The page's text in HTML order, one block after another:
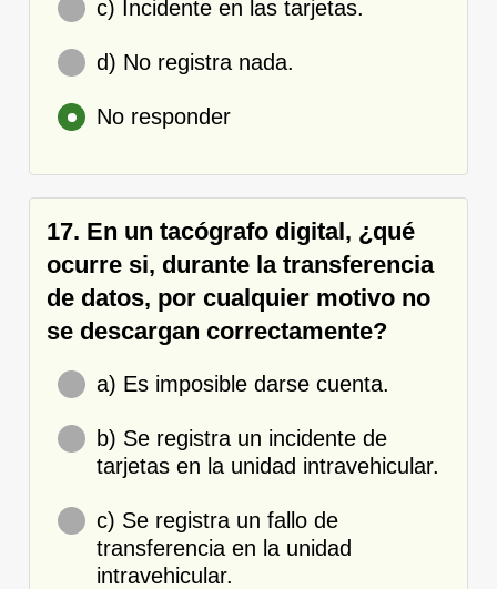
c) Incidente en las tarjetas.
d) No registra nada.
No responder
17. En un tacógrafo digital, ¿qué
ocurre si, durante la transferencia
de datos, por cualquier motivo no
se descargan correctamente?
a) Es imposible darse cuenta.
b) Se registra un incidente de
tarjetas en la unidad intravehicular.
c) Se registra un fallo de
transferencia en la unidad
intravehicular.